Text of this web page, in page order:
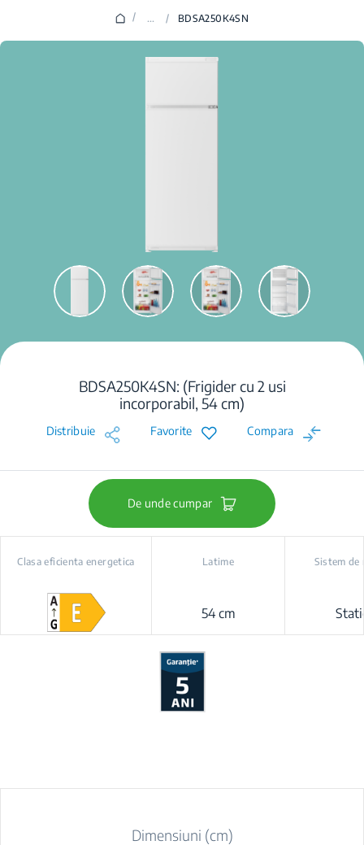
/ ... / BDSA250K4SN
BDSA250K4SN: (Frigider cu 2 usi
incorporabil, 54 cm)
Distribuie Favorite Compara
De unde cumpar
Clasa eficienta energetica Latime
54 cm
Sistem de
Dimensiuni (cm)